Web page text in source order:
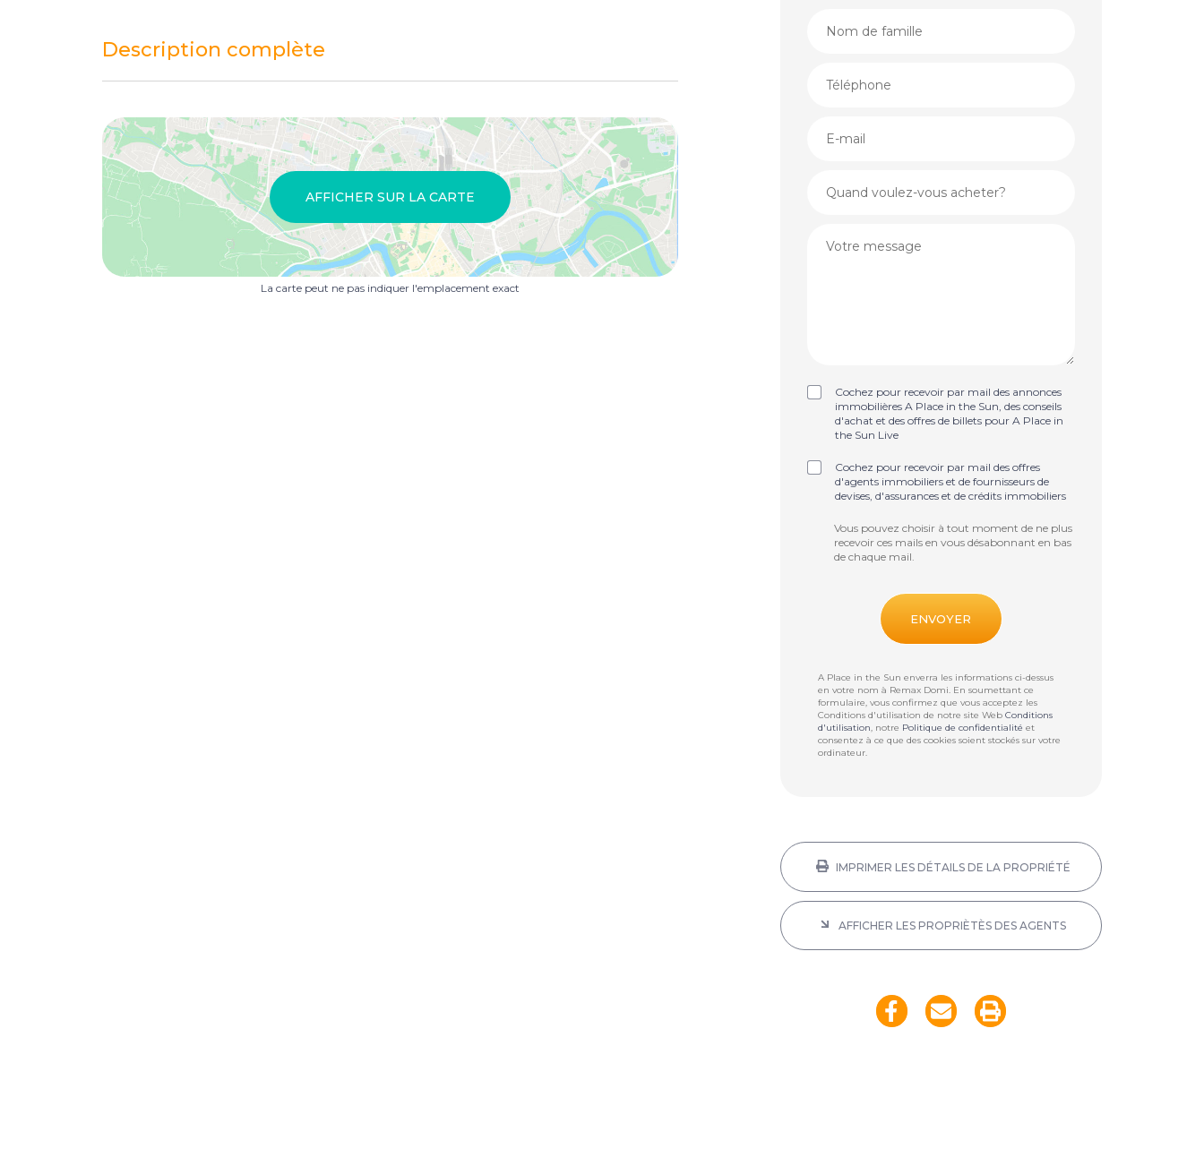
Description complète
AFFICHER SUR LA CARTE
La carte peut ne pas indiquer l'emplacement exact
Cochez pour recevoir par mail des annonces
immobilières A Place in the Sun, des conseils
d'achat et des offres de billets pour A Place in
the Sun Live
Cochez pour recevoir par mail des offres
d'agents immobiliers et de fournisseurs de
devises, d'assurances et de crédits immobiliers
Vous pouvez choisir à tout moment de ne plus
recevoir ces mails en vous désabonnant en bas
de chaque mail.
A Place in the Sun enverra les informations ci-dessus
en votre nom à Remax Domi. En soumettant ce
formulaire, vous confirmez que vous acceptez les
Conditions d'utilisation de notre site WebConditions
d'utilisation, notre Politique de confidentialité et
consentez à ce que des cookies soient stockés sur votre
ordinateur.
IMPRIMER LES DÉTAILS DE LA PROPRIÉTÉ
AFFICHER LES PROPRIÈTÈS DES AGENTS